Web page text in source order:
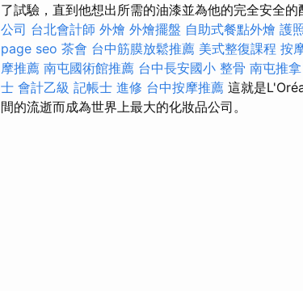
了試驗，直到他想出所需的油漆並為他的完全安全
公司 台北會計師 外燴 外燴擺盤 自助式餐點外燴 護
page seo 茶會 台中筋膜放鬆推薦 美式整復課程 按
摩推薦 南屯國術館推薦 台中長安國小 整骨 南屯推拿
士 會計乙級 記帳士 進修 台中按摩推薦 這就是
間的流逝而成為世界上最大的化妝品公司。